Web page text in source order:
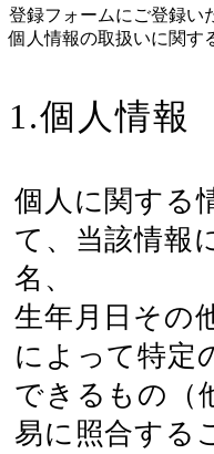
登録フォームにご登録い
個人情報の取扱いに関す
1.個人情報
個人に関する
て、当該情報
名、
生年月日その
によって特定
できるもの（
易に照合する